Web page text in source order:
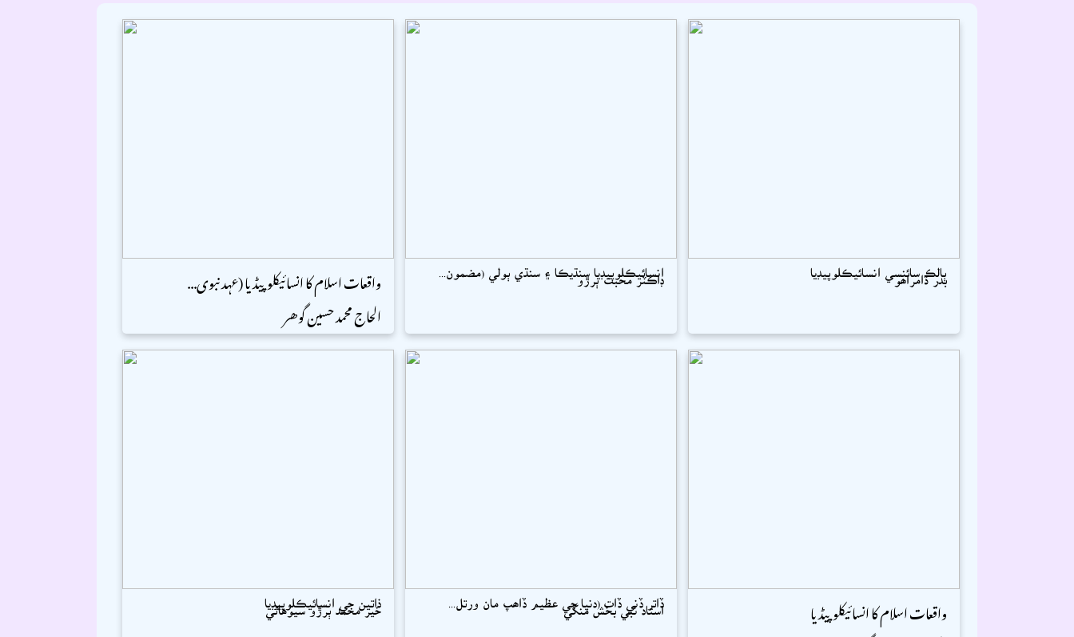
ٻالڪ سائنسي انسائيڪلوپيڊيا
بدر ڌامراھو
انسائيڪلوپيڊيا سنڌيڪا ۽ سنڌي ٻولي (مضمون...
ڊاڪٽر محبت ٻرڙو
واقعات اسلام کا انسائیکلوپیڈیا (عہد نبوی...
الحاج محمد حسین گوھر
واقعات اسلام کا انسائیکلوپیڈیا
ڏاتر ڏني ڏات (دنيا جي عظيم ڏاھپ مان ورتل...
استاد نبي بخش منگي
ذاتين جي انسائيڪلوپيڊيا
خير محمد ٻرڙو سيوهاڻي